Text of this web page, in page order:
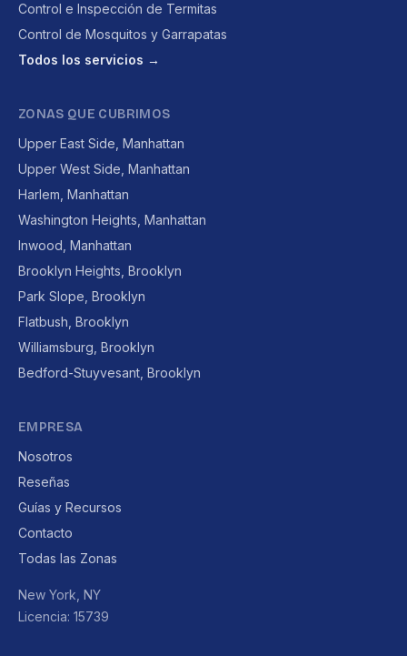
Control e Inspección de Termitas
Control de Mosquitos y Garrapatas
Todos los servicios →
ZONAS QUE CUBRIMOS
Upper East Side, Manhattan
Upper West Side, Manhattan
Harlem, Manhattan
Washington Heights, Manhattan
Inwood, Manhattan
Brooklyn Heights, Brooklyn
Park Slope, Brooklyn
Flatbush, Brooklyn
Williamsburg, Brooklyn
Bedford-Stuyvesant, Brooklyn
EMPRESA
Nosotros
Reseñas
Guías y Recursos
Contacto
Todas las Zonas
New York, NY
Licencia: 15739